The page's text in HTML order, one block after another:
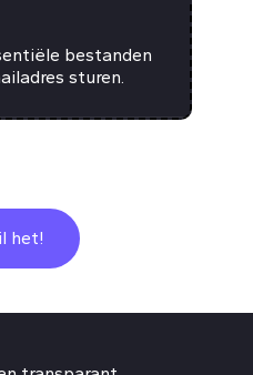
bestanden
sturen.
het!